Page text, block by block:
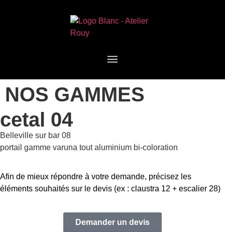
NOS GAMMES
cetal 04
Belleville sur bar 08
portail gamme varuna tout aluminium bi-coloration
Afin de mieux répondre à votre demande, précisez les
éléments souhaités sur le devis (ex : claustra 12 + escalier 28)
Demander un devis